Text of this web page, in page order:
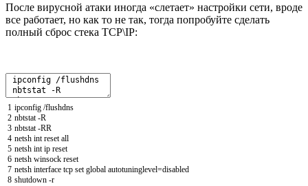
После вирусной атаки иногда «слетает» настройки сети, вроде
все работает, но как то не так, тогда попробуйте сделать
полный сброс стека TCP\IP:
1
2
3
4
5
6
7
8
ipconfig /flushdns
nbtstat -R
nbtstat -RR
netsh int resetall
netsh int ip reset
netsh winsock reset
netsh interface tcp setglobal autotuninglevel=disabled
shutdown -r